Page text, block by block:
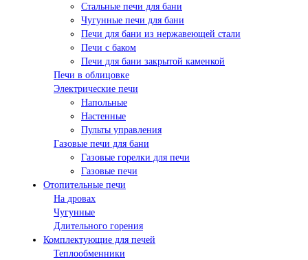
Стальные печи для бани
Чугунные печи для бани
Печи для бани из нержавеющей стали
Печи с баком
Печи для бани закрытой каменкой
Печи в облицовке
Электрические печи
Напольные
Настенные
Пульты управления
Газовые печи для бани
Газовые горелки для печи
Газовые печи
Отопительные печи
На дровах
Чугунные
Длительного горения
Комплектующие для печей
Теплообменники